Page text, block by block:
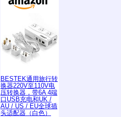
BESTEK通用旅行转
换器220V至110V电
压转换器，带6A 4端
口USB充电和UK /
AU / US / EU全球插
头适配器（白色）